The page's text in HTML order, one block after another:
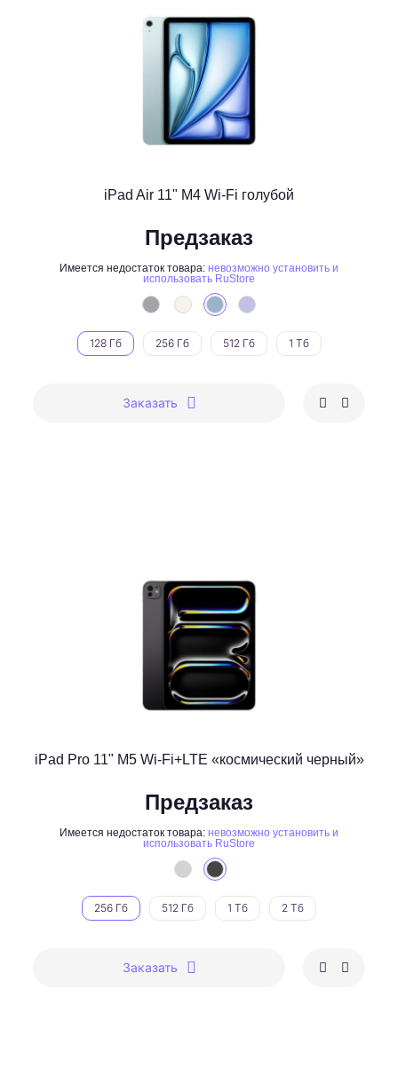
iPad Air 11" M4 Wi-Fi голубой
Предзаказ
Имеется недостаток товара: невозможно установить и
использовать RuStore
128 Гб 256 Гб 512 Гб 1 Тб
Заказать
iPad Pro 11" M5 Wi-Fi+LTE «космический черный»
Предзаказ
Имеется недостаток товара: невозможно установить и
использовать RuStore
256 Гб 512 Гб 1 Тб 2 Тб
Заказать